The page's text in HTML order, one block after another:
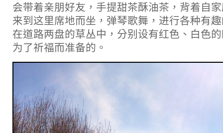
会带着亲朋好友，手提甜茶酥油茶，背着自
来到这里席地而坐，弹琴歌舞，进行各种有
在道路两盘的草丛中，分别设有红色、白色
为了祈福而准备的。